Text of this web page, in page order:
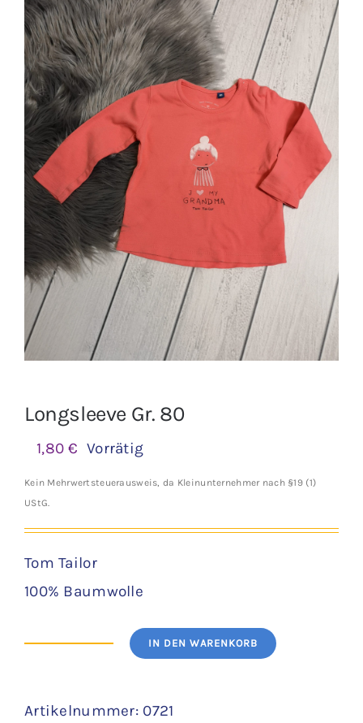
Jungen
Mädchen
Accesoires
Schuhe / Socken
Spielzeug
Babyausstattung
Krims Krams
Longsleeve Gr. 80
1,80€ Vorrätig
Kein Mehrwertsteuerausweis, da Kleinunternehmer nach §19 (1)
UStG.
Tom Tailor
100% Baumwolle
Longsleeve
80
IN DEN WARENKORB
Artikelnummer: 0721